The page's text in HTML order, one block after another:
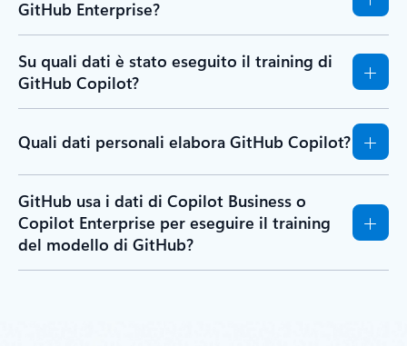
GitHub Enterprise?
Su quali dati è stato eseguito il training di
GitHub Copilot?
Quali dati personali elabora GitHub Copilot?
GitHub usa i dati di Copilot Business o
Copilot Enterprise per eseguire il training
del modello di GitHub?